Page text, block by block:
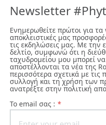
Newsletter
Ενημερωθείτε πρώτοι για τα
αποκλειστικές μας
τις εκδηλώσεις μας. Με την
δελτίο, συμφωνώ ότι η
ταχυδρομείου μου μπορεί
αποστέλλονται τα νέα της
περισσότερα σχετικά με
συλλογή και τη χρήση των
ανατρέξτε στην πολιτική
To email σας : *